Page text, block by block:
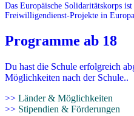
Das Europäische Solidaritätskorps
Freiwilligendienst-Projekte in Europa.
Programme ab 18
Du hast die Schule erfolgreich
Möglichkeiten nach der Schule..
>> Länder & Möglichkeiten
>> Stipendien & Förderungen